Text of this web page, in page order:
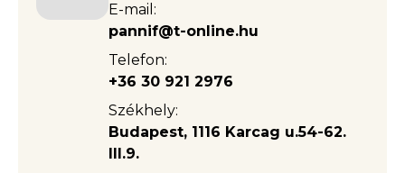
E-mail:
pannif@t-online.hu
Telefon:
+36 30 921 2976
Székhely:
Budapest, 1116 Karcag u.54-62.
III.9.